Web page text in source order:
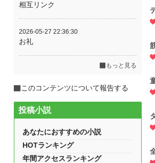
相互リンク
2026-05-27 22:36:30
お礼
もっと見る
このコンテンツについて報告する
投稿小説
あなたにおすすめの小説
HOTランキング
年間アクセスランキング